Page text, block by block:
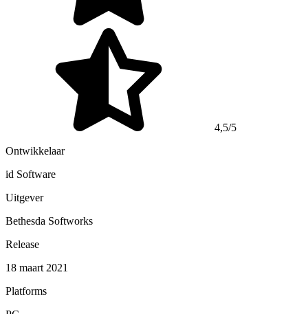
4,5/5
Ontwikkelaar
id Software
Uitgever
Bethesda Softworks
Release
18 maart 2021
Platforms